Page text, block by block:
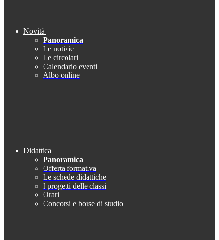
Novità
Panoramica
Le notizie
Le circolari
Calendario eventi
Albo online
Didattica
Panoramica
Offerta formativa
Le schede didattiche
I progetti delle classi
Orari
Concorsi e borse di studio